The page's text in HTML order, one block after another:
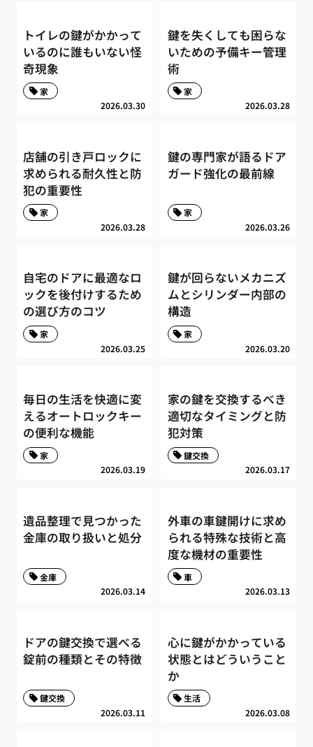
トイレの鍵がかかって
いるのに誰もいない怪
奇現象
2026.03.30
家
鍵を失くしても困らな
いための予備キー管理
術
2026.03.28
家
店舗の引き戸ロックに
求められる耐久性と防
犯の重要性
2026.03.28
家
鍵の専門家が語るドア
ガード強化の最前線
2026.03.26
家
自宅のドアに最適なロ
ックを後付けするため
の選び方のコツ
2026.03.25
家
鍵が回らないメカニズ
ムとシリンダー内部の
構造
2026.03.20
家
毎日の生活を快適に変
えるオートロックキー
の便利な機能
2026.03.19
家
家の鍵を交換するべき
適切なタイミングと防
犯対策
2026.03.17
鍵交換
遺品整理で見つかった
金庫の取り扱いと処分
2026.03.14
金庫
外車の車鍵開けに求め
られる特殊な技術と高
度な機材の重要性
2026.03.13
車
ドアの鍵交換で選べる
錠前の種類とその特徴
2026.03.11
鍵交換
心に鍵がかかっている
状態とはどういうこと
か
2026.03.08
生活